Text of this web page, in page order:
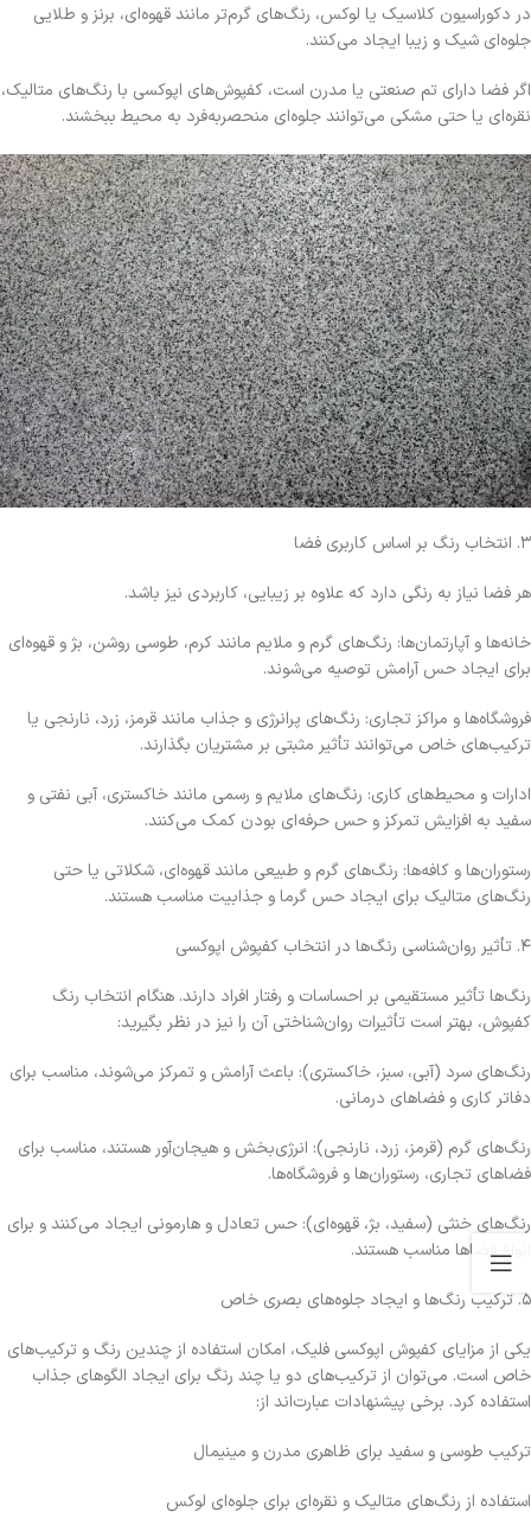
در دکوراسیون کلاسیک یا لوکس، رنگ‌های گرم‌تر مانند قهوه‌ای، برنز و طلایی
جلوه‌ای شیک و زیبا ایجاد می‌کنند.
اگر فضا دارای تم صنعتی یا مدرن است، کفپوش‌های اپوکسی با رنگ‌های متالیک،
نقره‌ای یا حتی مشکی می‌توانند جلوه‌ای منحصر‌به‌فرد به محیط ببخشند.
۳. انتخاب رنگ بر اساس کاربری فضا
هر فضا نیاز به رنگی دارد که علاوه بر زیبایی، کاربردی نیز باشد.
خانه‌ها و آپارتمان‌ها: رنگ‌های گرم و ملایم مانند کرم، طوسی روشن، بژ و قهوه‌ای
برای ایجاد حس آرامش توصیه می‌شوند.
فروشگاه‌ها و مراکز تجاری: رنگ‌های پرانرژی و جذاب مانند قرمز، زرد، نارنجی یا
ترکیب‌های خاص می‌توانند تأثیر مثبتی بر مشتریان بگذارند.
ادارات و محیط‌های کاری: رنگ‌های ملایم و رسمی مانند خاکستری، آبی نفتی و
سفید به افزایش تمرکز و حس حرفه‌ای بودن کمک می‌کنند.
رستوران‌ها و کافه‌ها: رنگ‌های گرم و طبیعی مانند قهوه‌ای، شکلاتی یا حتی
رنگ‌های متالیک برای ایجاد حس گرما و جذابیت مناسب هستند.
۴. تأثیر روان‌شناسی رنگ‌ها در انتخاب کفپوش اپوکسی
رنگ‌ها تأثیر مستقیمی بر احساسات و رفتار افراد دارند. هنگام انتخاب رنگ
کفپوش، بهتر است تأثیرات روان‌شناختی آن را نیز در نظر بگیرید:
رنگ‌های سرد (آبی، سبز، خاکستری): باعث آرامش و تمرکز می‌شوند، مناسب برای
دفاتر کاری و فضاهای درمانی.
رنگ‌های گرم (قرمز، زرد، نارنجی): انرژی‌بخش و هیجان‌آور هستند، مناسب برای
فضاهای تجاری، رستوران‌ها و فروشگاه‌ها.
رنگ‌های خنثی (سفید، بژ، قهوه‌ای): حس تعادل و هارمونی ایجاد می‌کنند و برای
انواع فضاها مناسب هستند.
۵. ترکیب رنگ‌ها و ایجاد جلوه‌های بصری خاص
یکی از مزایای کفپوش اپوکسی فلیک، امکان استفاده از چندین رنگ و ترکیب‌های
خاص است. می‌توان از ترکیب‌های دو یا چند رنگ برای ایجاد الگوهای جذاب
استفاده کرد. برخی پیشنهادات عبارت‌اند از:
ترکیب طوسی و سفید برای ظاهری مدرن و مینیمال
استفاده از رنگ‌های متالیک و نقره‌ای برای جلوه‌ای لوکس